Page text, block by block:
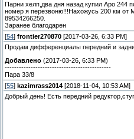
Парни хелп,два дня назад купил Аро 244
номер я перезвоню!!!Нахожусь 200 км от
89534266250.
Заранее благодарен
[54] frontier270870 [2017-03-26, 6:33 PM]
Продам дифференциалы передний и
Добавлено (2017-03-26, 6:33 PM)
---------------------------------------------
Пара 33/8
[55] kazimrass2014 [2018-11-04, 10:53 AM]
Добрый день! Есть передний